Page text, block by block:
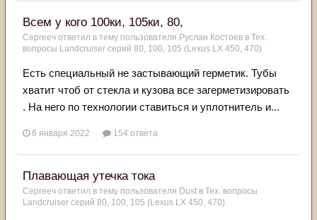
Вcем у кого 100ки, 105ки, 80,
Сергееч ответил в тему пользователя Руслан Костоев в Тех.
вопросы Landcruiser серий 80, 100, 105 (Lexus LX 450, 470)
Есть специальный не застывающий герметик. Тубы
хватит чтоб от стекла и кузова все загерметизировать
. На него по технологии ставиться и уплотнитель и...
6 января 2022 154 ответа
Плавающая утечка тока
Сергееч ответил в тему пользователя Dust в Тех. вопросы
Landcruiser серий 80, 100, 105 (Lexus LX 450, 470)